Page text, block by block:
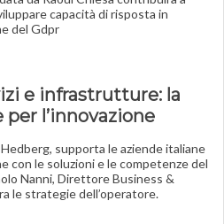
capacità di risposta in
del Gdpr
e infrastrutture: la
l’innovazione
supporta le aziende italiane
con le soluzioni e le competenze del
Nanni, Direttore Business &
le strategie dell’operatore.